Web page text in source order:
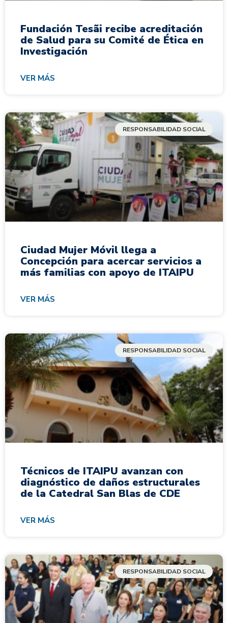
Fundación Tesãi recibe acreditación
de Salud para su Comité de Ética en
Investigación
VER MÁS
RESPONSABILIDAD SOCIAL
Ciudad Mujer Móvil llega a
Concepción para acercar servicios a
más familias con apoyo de ITAIPU
VER MÁS
RESPONSABILIDAD SOCIAL
Técnicos de ITAIPU avanzan con
diagnóstico de daños estructurales
de la Catedral San Blas de CDE
VER MÁS
RESPONSABILIDAD SOCIAL